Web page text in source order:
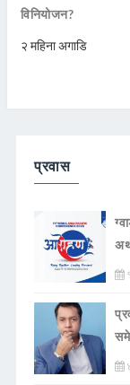
विनियोजन?
२ महिना अगाडि
प्रवास